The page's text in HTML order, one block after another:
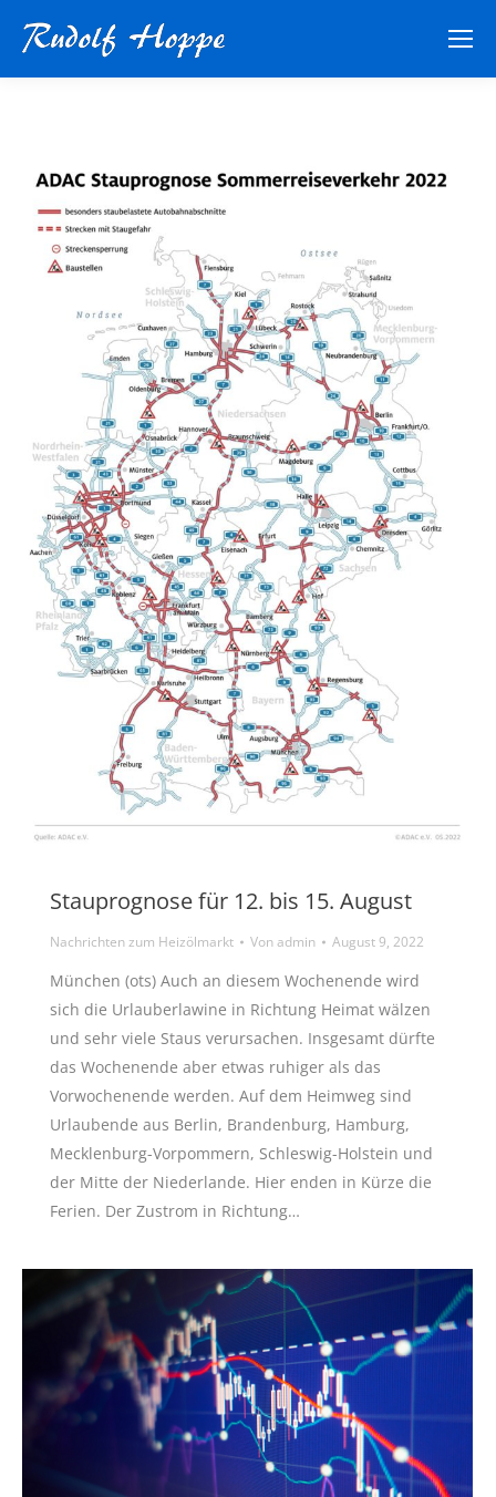
Stauprognose für 12. bis 15. August
Nachrichten zum Heizölmarkt Vonadmin August 9, 2022
München (ots) Auch an diesem Wochenende wird
sich die Urlauberlawine in Richtung Heimat wälzen
und sehr viele Staus verursachen. Insgesamt dürfte
das Wochenende aber etwas ruhiger als das
Vorwochenende werden. Auf dem Heimweg sind
Urlaubende aus Berlin, Brandenburg, Hamburg,
Mecklenburg-Vorpommern, Schleswig-Holstein und
der Mitte der Niederlande. Hier enden in Kürze die
Ferien. Der Zustrom in Richtung…